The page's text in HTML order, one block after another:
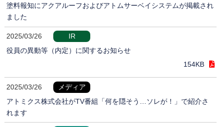
塗料報知にアクアルーフおよびアトムサーベイシステムが掲載され
ました
2025/03/26
IR
役員の異動等（内定）に関するお知らせ
154KB
2025/03/26
メディア
アトミクス株式会社がTV番組「何を隠そう…ソレが！」で紹介さ
れます